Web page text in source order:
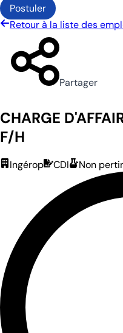
Postuler
Retour à la liste des
Partager
CHARGE
F/H
Ingérop CDI Non